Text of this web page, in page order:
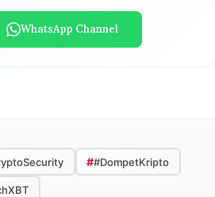
WhatsApp Channel
##DompetKripto